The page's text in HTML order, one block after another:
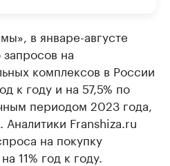
в январе-августе
на
комплексов в России
к году и на 57,5% по
периодом 2023 года,
Аналитики Franshiza.ru
на покупку
11% год к году.